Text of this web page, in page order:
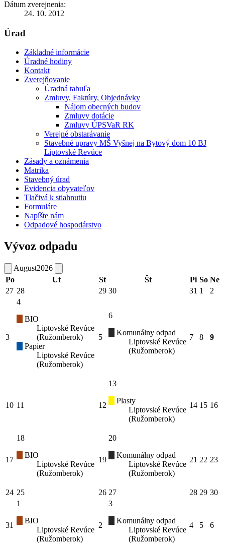
Dátum zverejnenia:
24. 10. 2012
Úrad
Základné informácie
Úradné hodiny
Kontakt
Zverejňovanie
Úradná tabuľa
Zmluvy, Faktúry, Objednávky
Nájom obecných budov
Zmluvy dotácie
Zmluvy ÚPSVaR RK
Verejné obstarávanie
Stavebné upravy MŠ Vyšnej na Bytový dom 10 BJ
Liptovské Revúce
Zásady a oznámenia
Matrika
Stavebný úrad
Evidencia obyvateľov
Tlačivá k stiahnutiu
Formuláre
Napíšte nám
Odpadové hospodárstvo
Vývoz odpadu
August2026
Po
Ut St Št Pi So Ne
27 28 29 30 31 1 2
3
4
BIO
Liptovské Revúce
(Ružomberok)
Papier
Liptovské Revúce
(Ružomberok)
5
6
Komunálny odpad
Liptovské Revúce
(Ružomberok)
7 8 9
10 11 12
13
Plasty
Liptovské Revúce
(Ružomberok)
14 15 16
17
18
BIO
Liptovské Revúce
(Ružomberok)
19
20
Komunálny odpad
Liptovské Revúce
(Ružomberok)
21 22 23
24 25 26 27 28 29 30
31
1
BIO
Liptovské Revúce
(Ružomberok)
2
3
Komunálny odpad
Liptovské Revúce
(Ružomberok)
4 5 6